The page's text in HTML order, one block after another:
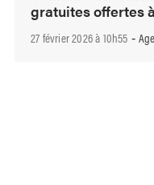
gratuites offertes
27 février 2026 à 10h55 -